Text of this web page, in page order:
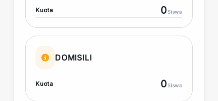
Kuota 0Siswa
DOMISILI
Kuota 0Siswa